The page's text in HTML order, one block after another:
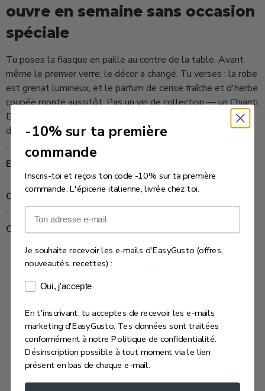
ouvre en semaine sans occasion
spéciale
Tu poses la fiasque en paille au centre de la table. Avant
même le premier verre, le décor a changé. Tu verses : la robe
est grenat lumineux, et le parfum de cerise fraîche et d'herbe
coupée monte aussitôt. Pas un vin de collection — un Chianti
DOCG des collines entre Florence et Sienne, pour le plaisir
direct.
En savoir plus sur ce produit
Combien de temps prend la livraison ?
Comment contacter notre service client ?
Avis Clients
Écrire un avis
-10% sur ta première
commande
Inscris-toi et reçois ton code -10% sur ta première
commande. L'épicerie italienne, livrée chez toi.
Email
Je souhaite recevoir les e-mails d'EasyGusto (offres,
nouveautés, recettes) :
Consentement e-mails marketing
Oui, j'accepte
En t'inscrivant, tu acceptes de recevoir les e-mails
marketing d'EasyGusto. Tes données sont traitées
conformément à notre Politique de confidentialité.
Désinscription possible à tout moment via le lien
présent en bas de chaque e-mail.